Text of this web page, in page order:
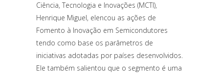
Ciência, Tecnologia e Inovações (MCTI),
Henrique Miguel, elencou as ações de
Fomento à Inovação em Semicondutores
tendo como base os parâmetros de
iniciativas adotadas por países desenvolvidos.
Ele também salientou que o segmento é uma